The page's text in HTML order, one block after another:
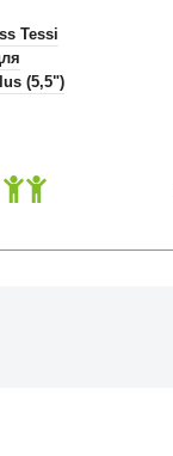
Tessi
(5,5")